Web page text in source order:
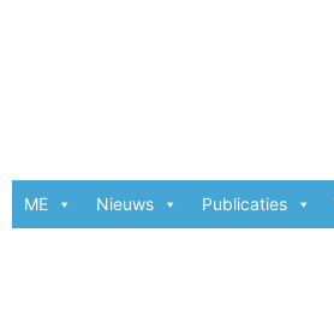
ME Nieuws Publicaties